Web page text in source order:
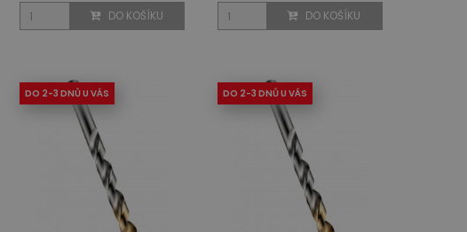
DO KOŠÍKU
DO KOŠÍKU
DO 2-3 DNŮ U VÁS DO 2-3 DNŮ U VÁS